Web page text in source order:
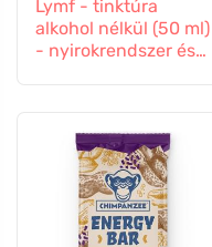
Lymf - tinktúra
alkohol nélkül (50 ml)
- nyirokrendszer és